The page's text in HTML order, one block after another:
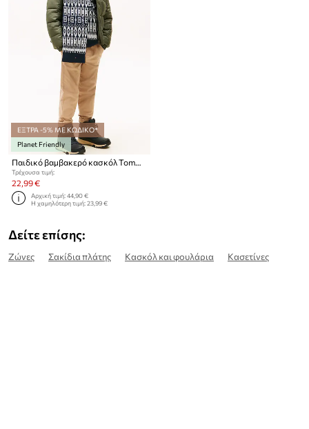
ΕΞΤΡΑ -5% ΜΕ ΚΩΔΙΚΟ*
Planet Friendly
Παιδικό βαμβακερό κασκόλ Tommy Hilfiger
Τρέχουσα τιμή:
22,99 €
Αρχική τιμή:44,90 €
Η χαμηλότερη τιμή:23,99 €
Δείτε επίσης:
Ζώνες Σακίδια πλάτης Κασκόλ και φουλάρια Κασετίνες